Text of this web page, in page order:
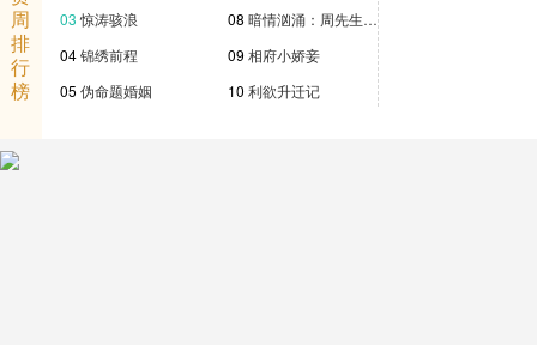
周
排
行
榜
03 惊涛骇浪
04锦绣前程
05 伪命题婚姻
08 暗情汹涌：周先生…
09 相府小娇妾
10 利欲升迁记